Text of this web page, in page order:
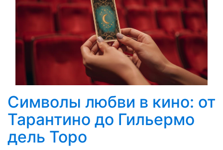
Символы любви в кино: от
Тарантино до Гильермо
дель Торо